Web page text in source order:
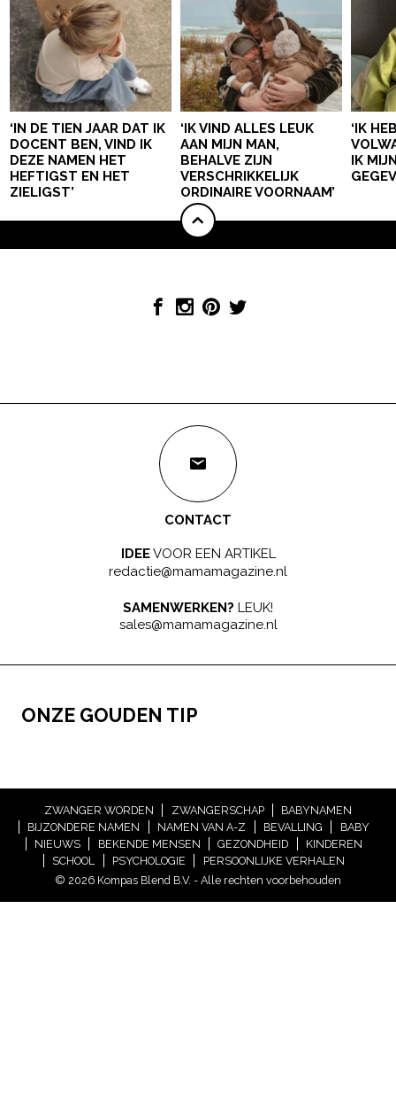
‘IN DE TIEN JAAR DAT IK
DOCENT BEN, VIND IK
DEZE NAMEN HET
HEFTIGST EN HET
ZIELIGST’
‘IK VIND ALLES LEUK
AAN MIJN MAN,
BEHALVE ZIJN
VERSCHRIKKELIJK
ORDINAIRE VOORNAAM’
‘IK
IK
CONTACT
IDEEVOOR EEN ARTIKEL
redactie@mamamagazine.nl
SAMENWERKEN? LEUK!
sales@mamamagazine.nl
ONZE GOUDEN TIP
ZWANGER WORDEN ZWANGERSCHAP
BABYNAMEN
BIJZONDERE NAMEN
NAMEN VAN A-Z BEVALLING
BABY
NIEUWS
BEKENDE MENSEN GEZONDHEID
KINDEREN
SCHOOL
PSYCHOLOGIE
PERSOONLIJKE VERHALEN
© 2026 Kompas Blend B.V. - Alle rechten voorbehouden